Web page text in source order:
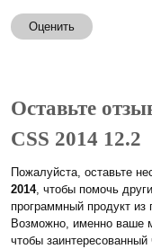
Оценить
Оставьте
CSS 2014 12.2
Пожалуйста, оставьте
2014, чтобы помочь
программный продукт
Возможно, именно ваше
чтобы заинтересованный